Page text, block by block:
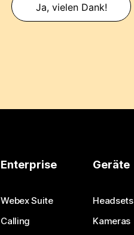
Ja, vielen Dank!
Enterprise
Webex Suite
Calling
Geräte
Headsets
Kameras